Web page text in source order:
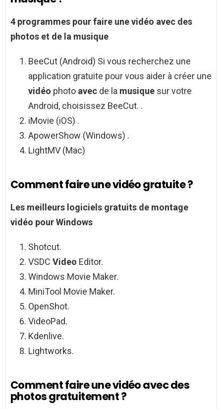
4 programmes pourfaire unevidéo avec des
photos et de la musique
BeeCut (Android) Si vous recherchez une
application gratuite pour vous aider à créer une
vidéo photo avec de la musique sur votre
Android, choisissez BeeCut. .
iMovie (iOS) .
ApowerShow (Windows) .
LightMV (Mac)
Comment faire une vidéo gratuite ?
Les meilleurs logiciels gratuits de montage
vidéo pour Windows
Shotcut.
VSDC Video Editor.
Windows Movie Maker.
MiniTool Movie Maker.
OpenShot.
VideoPad.
Kdenlive.
Lightworks.
Comment faire une vidéo avec des
photos gratuitement ?